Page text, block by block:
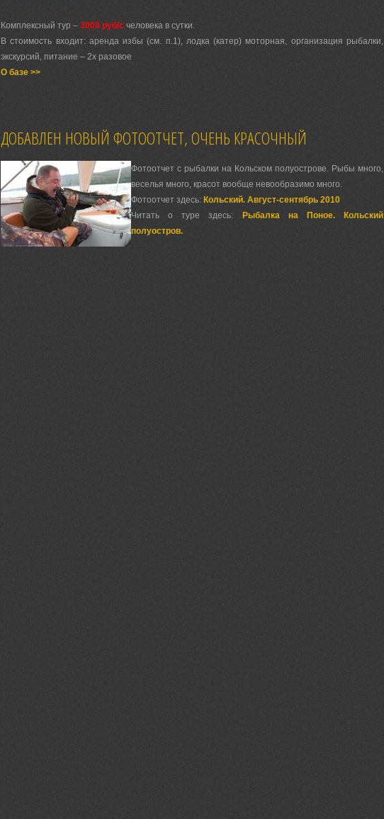
Комплексный тур – 3000 руб/с человека в сутки.
В стоимость входит: аренда избы (см. п.1), лодка (катер) моторная, организация рыбалки,
экскурсий, питание – 2х разовое
О базе >>
ДОБАВЛЕН НОВЫЙ ФОТООТЧЕТ, ОЧЕНЬ КРАСОЧНЫЙ
Фотоотчет с рыбалки на Кольском полуострове. Рыбы много,
веселья много, красот вообще невообразимо много.
Фотоотчет здесь: Кольский. Август-сентябрь 2010
Читать о туре здесь:
Рыбалка на Поное. Кольский
полуостров.